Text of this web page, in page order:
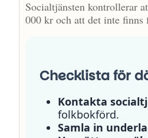
Socialtjänsten kontrollerar
000 kr och att det inte finns
Checklista för
Kontakta
folkbokförd.
Samla in